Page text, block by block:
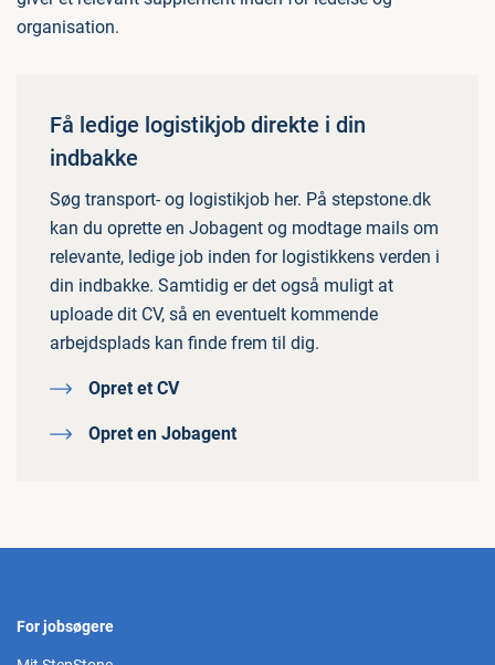
organisation.
Få ledige logistikjob direkte i din
indbakke
Søg transport- og logistikjob her. På stepstone.dk
kan du oprette en Jobagent og modtage mails om
relevante, ledige job inden for logistikkens verden i
din indbakke. Samtidig er det også muligt at
uploade dit CV, så en eventuelt kommende
arbejdsplads kan finde frem til dig.
Opret et CV
Opret en Jobagent
For jobsøgere